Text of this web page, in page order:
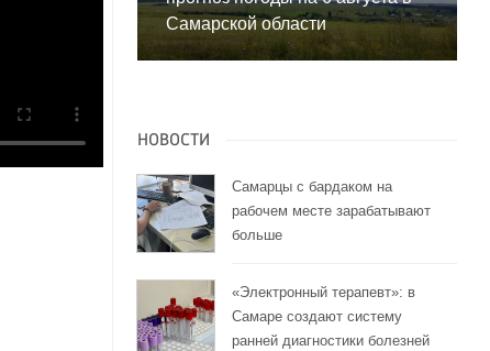
Самарской области
НОВОСТИ
Самарцы с бардаком на
рабочем месте зарабатывают
больше
«Электронный терапевт»: в
Самаре создают систему
ранней диагностики болезней